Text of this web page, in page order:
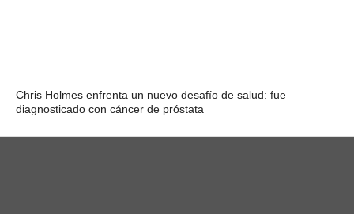
Chris Holmes enfrenta un nuevo desafío de salud: fue
diagnosticado con cáncer de próstata